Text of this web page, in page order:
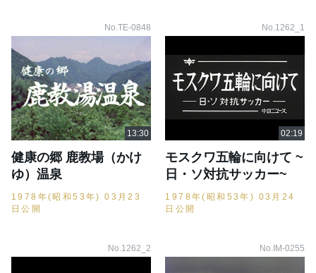
No.TE-0848
健康の郷 鹿教場（かけ
ゆ）温泉
1978年(昭和53年) 03月23
日公開
No.1262_1
モスクワ五輪に向けて ~
日・ソ対抗サッカー~
1978年(昭和53年) 03月24
日公開
No.1262_2 No.IM-0255